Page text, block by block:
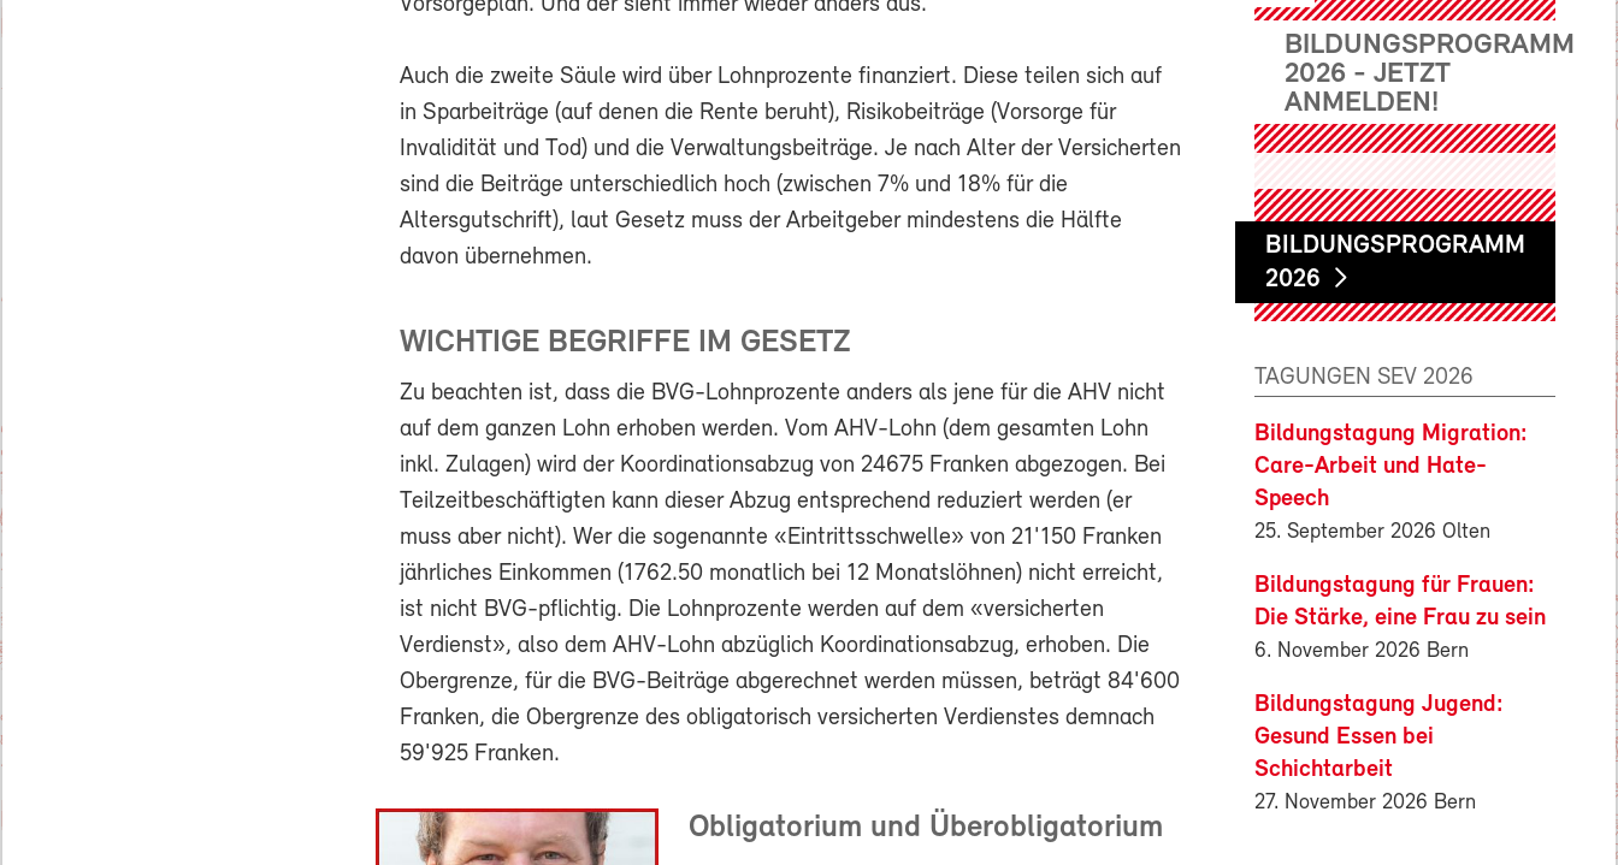
Vorsorgeplan. Und der sieht immer wieder anders aus.
Auch die zweite Säule wird über Lohnprozente finanziert. Diese teilen sich auf
in Sparbeiträge (auf denen die Rente beruht), Risikobeiträge (Vorsorge für
Invalidität und Tod) und die Verwaltungsbeiträge. Je nach Alter der Versicherten
sind die Beiträge unterschiedlich hoch (zwischen 7% und 18% für die
Altersgutschrift), laut Gesetz muss der Arbeitgeber mindestens die Hälfte
davon übernehmen.
WICHTIGE BEGRIFFE IM GESETZ
Zu beachten ist, dass die BVG-Lohnprozente anders als jene für die AHV nicht
auf dem ganzen Lohn erhoben werden. Vom AHV-Lohn (dem gesamten Lohn
inkl. Zulagen) wird der Koordinationsabzug von 24675 Franken abgezogen. Bei
Teilzeitbeschäftigten kann dieser Abzug entsprechend reduziert werden (er
muss aber nicht). Wer die sogenannte «Eintrittsschwelle» von 21'150 Franken
jährliches Einkommen (1762.50 monatlich bei 12 Monatslöhnen) nicht erreicht,
ist nicht BVG-pflichtig. Die Lohnprozente werden auf dem «versicherten
Verdienst», also dem AHV-Lohn abzüglich Koordinationsabzug, erhoben. Die
Obergrenze, für die BVG-Beiträge abgerechnet werden müssen, beträgt 84'600
Franken, die Obergrenze des obligatorisch versicherten Verdienstes demnach
59'925 Franken.
Obligatorium und Überobligatorium
BILDUNGSPROGRAMM
2026 - JETZT
ANMELDEN!
BILDUNGSPROGRAMM
2026
TAGUNGEN SEV 2026
Bildungstagung Migration:
Care-Arbeit und Hate-
Speech
25. September 2026 Olten
Bildungstagung für Frauen:
Die Stärke, eine Frau zu sein
6. November 2026 Bern
Bildungstagung Jugend:
Gesund Essen bei
Schichtarbeit
27. November 2026 Bern